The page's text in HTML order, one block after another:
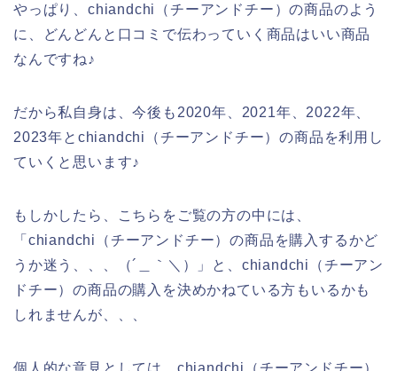
やっぱり、chiandchi（チーアンドチー）の商品のよう
に、どんどんと口コミで伝わっていく商品はいい商品
なんですね♪
だから私自身は、今後も2020年、2021年、2022年、
2023年とchiandchi（チーアンドチー）の商品を利用し
ていくと思います♪
もしかしたら、こちらをご覧の方の中には、
「chiandchi（チーアンドチー）の商品を購入するかど
うか迷う、、、（´＿｀＼）」と、chiandchi（チーアン
ドチー）の商品の購入を決めかねている方もいるかも
しれませんが、、、
個人的な意見としては、chiandchi（チーアンドチー）